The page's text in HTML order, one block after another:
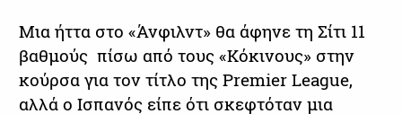
Μια ήττα στο «Άνφιλντ» θα άφηνε τη Σίτι 11
βαθμούς πίσω από τους «Κόκινους» στην
κούρσα για τον τίτλο της Premier League,
αλλά ο Ισπανός είπε ότι σκεφτόταν μια